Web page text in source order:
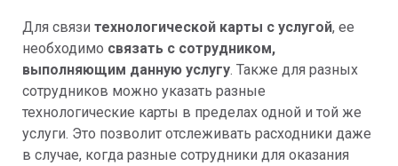
Для связи технологической карты с услугой, ее
необходимо связать с сотрудником,
выполняющим данную услугу. Также для разных
сотрудников можно указать разные
технологические карты в пределах одной и той же
услуги. Это позволит отслеживать расходники даже
в случае, когда разные сотрудники для оказания